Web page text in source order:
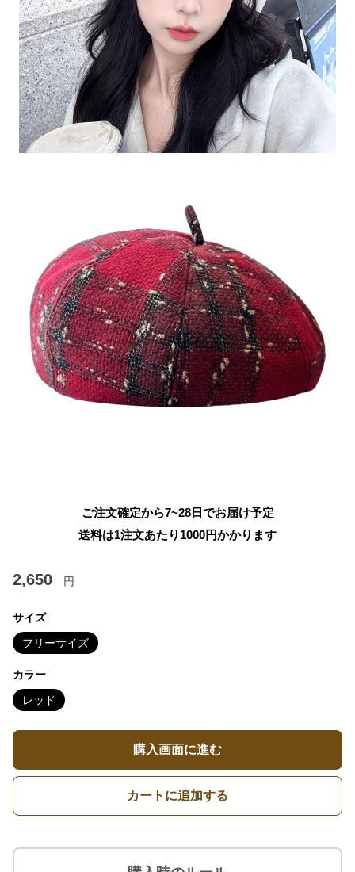
ご注文確定から7~28日でお届け予定
送料は1注文あたり 1000円かかります
2,650 円
サイズ
フリーサイズ
カラー
レッド
購入画面に進む
カートに追加する